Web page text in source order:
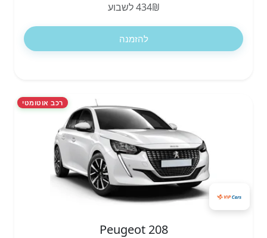
434₪ לשבוע
להזמנה
רכב אוטומטי
Peugeot 208